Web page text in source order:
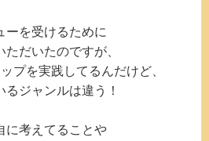
ーを受けるために
だいたのですが、
プを実践してるんだけど、
ジャンルは違う！
に考えてることや